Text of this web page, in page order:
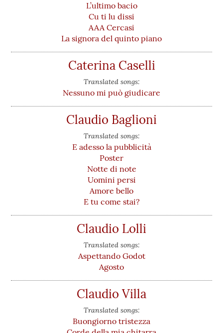
L’ultimo bacio
Cu ti lu dissi
AAA Cercasi
La signora del quinto piano
Caterina Caselli
Translated songs:
Nessuno mi può giudicare
Claudio Baglioni
Translated songs:
E adesso la pubblicità
Poster
Notte di note
Uomini persi
Amore bello
E tu come stai?
Claudio Lolli
Translated songs:
Aspettando Godot
Agosto
Claudio Villa
Translated songs:
Buongiorno tristezza